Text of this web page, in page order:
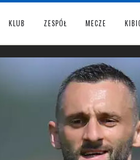
KLUB ZESPÓŁ MECZE